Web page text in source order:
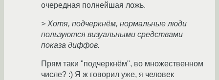
очередная полнейшая ложь.
> Хотя, подчеркнём, нормальные люди
пользуются визуальными средствами
показа диффов.
Прям таки "подчеркнём", во множественном
числе? :) Я ж говорил уже, я человек